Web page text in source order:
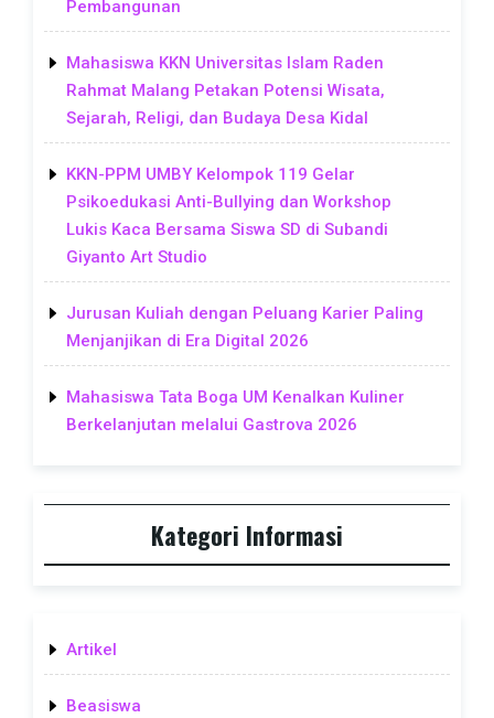
Pembangunan
Mahasiswa KKN Universitas Islam Raden
Rahmat Malang Petakan Potensi Wisata,
Sejarah, Religi, dan Budaya Desa Kidal
KKN-PPM UMBY Kelompok 119 Gelar
Psikoedukasi Anti-Bullying dan Workshop
Lukis Kaca Bersama Siswa SD di Subandi
Giyanto Art Studio
Jurusan Kuliah dengan Peluang Karier Paling
Menjanjikan di Era Digital 2026
Mahasiswa Tata Boga UM Kenalkan Kuliner
Berkelanjutan melalui Gastrova 2026
Kategori Informasi
Artikel
Beasiswa